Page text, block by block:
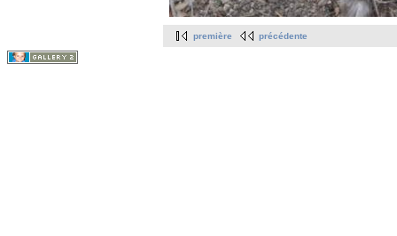
première précédente